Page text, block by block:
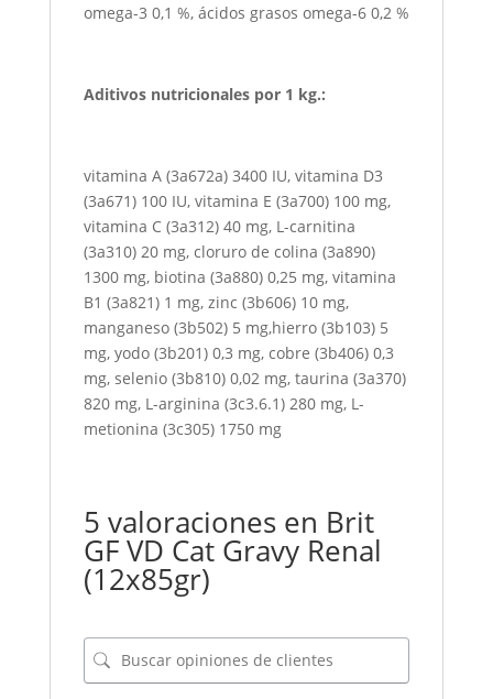
omega-3 0,1 %, ácidos grasos omega-6 0,2 %
Aditivos nutricionales por 1 kg.:
vitamina A (3a672a) 3400 IU, vitamina D3
(3a671) 100 IU, vitamina E (3a700) 100 mg,
vitamina C (3a312) 40 mg, L-carnitina
(3a310) 20 mg, cloruro de colina (3a890)
1300 mg, biotina (3a880) 0,25 mg, vitamina
B1 (3a821) 1 mg, zinc (3b606) 10 mg,
manganeso (3b502) 5 mg,hierro (3b103) 5
mg, yodo (3b201) 0,3 mg, cobre (3b406) 0,3
mg, selenio (3b810) 0,02 mg, taurina (3a370)
820 mg, L-arginina (3c3.6.1) 280 mg, L-
metionina (3c305) 1750 mg
5 valoraciones en Brit
GF VD Cat Gravy Renal
(12x85gr)